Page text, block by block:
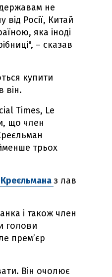
не
від Росії, Китай
яка іноді
– сказав
купити
він.
Times, Le
що член
трьох
з лав
і також член
голови
прем’єр
Він очолює